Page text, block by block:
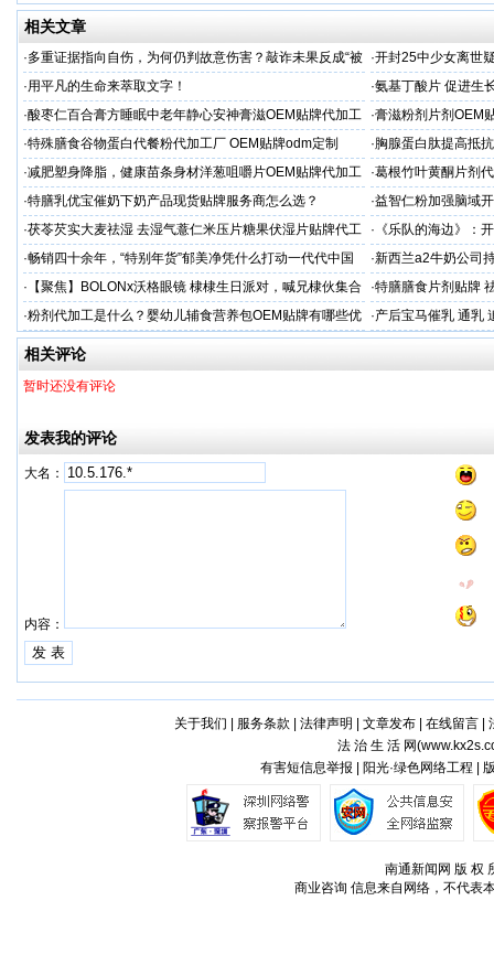
相关文章
·多重证据指向自伤，为何仍判故意伤害？敲诈未果反成“被
害人”
·开封25中少女离世
查引家属强烈质疑
·用平凡的生命来萃取文字！ ·氨基丁酸片 促进生
家
·酸枣仁百合膏方睡眠中老年静心安神膏滋OEM贴牌代加工
厂
·膏滋粉剂片剂OEM
·特殊膳食谷物蛋白代餐粉代加工厂 OEM贴牌odm定制 · 胸腺蛋白肽提高抵
服务商
·减肥塑身降脂，健康苗条身材洋葱咀嚼片OEM贴牌代加工
服务商
·葛根竹叶黄酮片剂
专业
·特膳乳优宝催奶下奶产品现货贴牌服务商怎么选？ ·益智仁粉加强脑域
·茯苓芡实大麦祛湿 去湿气薏仁米压片糖果伏湿片贴牌代工 · 《乐队的海边》：
穿越丛林
·畅销四十余年，“特别年货”郁美净凭什么打动一代代中国
妈妈？
·新西兰a2牛奶公司
· 【聚焦】BOLONx沃格眼镜 棣棣生日派对，喊兄棣伙集合
啦！
·特膳膳食片剂贴牌
考察
·粉剂代加工是什么？婴幼儿辅食营养包OEM贴牌有哪些优
势？
·产后宝马催乳 通乳
相关评论
暂时还没有评论
发表我的评论
大名：
内容：
关于我们 服务条款 法律声明 文章发布| 在线留言|
法 治 生 活 网(
有害短信息举报 | 阳光·绿色网络工程 |
南通新闻网 版 权
商业咨询 信息来自网络，不代表